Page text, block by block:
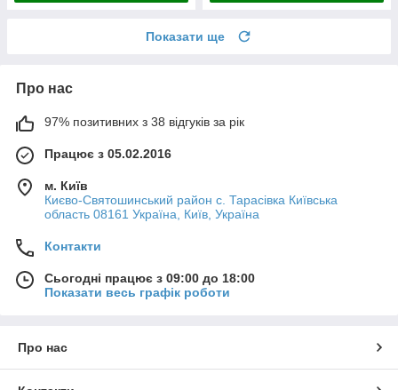
Показати ще
Про нас
97% позитивних з 38 відгуків за рік
Працює з 05.02.2016
м. Київ
Києво-Святошинський район с. Тарасівка Київська
область 08161 Україна, Київ, Україна
Контакти
Сьогодні працює з 09:00 до 18:00
Показати весь графік роботи
Про нас